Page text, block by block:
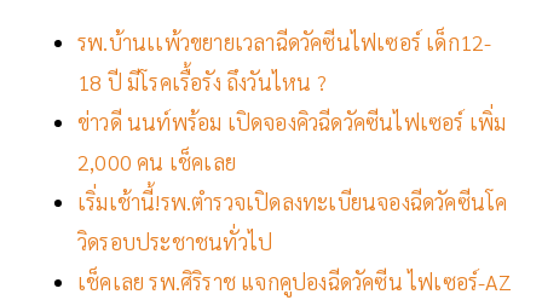
รพ.บ้านเเพ้วขยายเวลาฉีดวัคซีนไฟเซอร์ เด็ก12-
18 ปี มีโรคเรื้อรัง ถึงวันไหน ?
ข่าวดี นนท์พร้อม เปิดจองคิวฉีดวัคซีนไฟเซอร์ เพิ่ม
2,000 คน เช็คเลย
เริ่มเช้านี้!รพ.ตำรวจเปิดลงทะเบียนจองฉีดวัคซีนโค
วิดรอบประชาชนทั่วไป
เช็คเลย รพ.ศิริราช แจกคูปองฉีดวัคซีน ไฟเซอร์-AZ